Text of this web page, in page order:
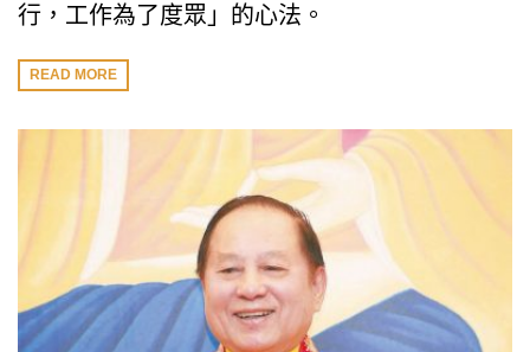
行，工作為了度眾」的心法。
READ MORE